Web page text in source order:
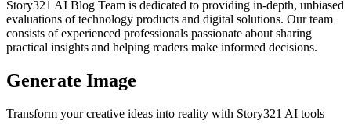
Story321 AI Blog Team is dedicated to providing in-depth, unbiased
evaluations of technology products and digital solutions. Our team
consists of experienced professionals passionate about sharing
practical insights and helping readers make informed decisions.
Generate Image
Transform your creative ideas into reality with Story321 AI tools